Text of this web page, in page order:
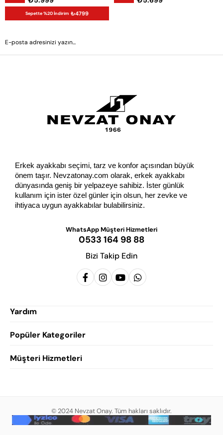
Sepette %20 İndirim ₺4799
Erkek ayakkabı seçimi, tarz ve konfor açısından büyük
önem taşır. Nevzatonay.com olarak, erkek ayakkabı
dünyasında geniş bir yelpazeye sahibiz. İster günlük
kullanım için ister özel günler için olsun, her zevke ve
ihtiyaca uygun ayakkabılar bulabilirsiniz.
WhatsApp Müşteri Hizmetleri
0533 164 98 88
Bizi Takip Edin
Yardım
Hakkımızda
Popüler Kategoriler
Erkek Klasik Ayakkabı
Erkek Günlük Ayakkabı
Erkek Sandalet
Müşteri Hizmetleri
Mesafeli Satış Sözleşmesi
© 2024 Nevzat Onay. Tüm hakları saklıdır.